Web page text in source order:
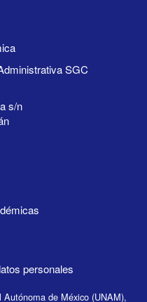
SGC
s/n
personales
Autónoma de México (UNAM),